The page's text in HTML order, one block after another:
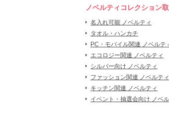
ノベルティコレクション
名入れ可能 ノベルティ
タオル・ハンカチ
PC・モバイル関連 ノベルテ
エコロジー関連 ノベルティ
シルバー向け ノベルティ
ファッション関連 ノベルティ
キッチン関連 ノベルティ
イベント・抽選会向け ノベ